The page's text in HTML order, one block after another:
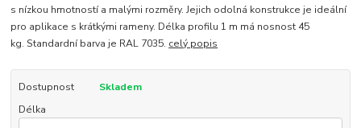
s nízkou hmotností a malými rozměry. Jejich odolná konstrukce je ideální
pro aplikace s krátkými rameny. Délka profilu 1 m má nosnost 45
kg. Standardní barva je RAL 7035. celý popis
Dostupnost
Skladem
Délka